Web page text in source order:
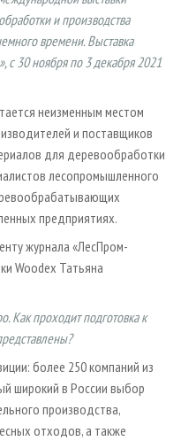
и производства
времени. Выставка
с 30 ноября по 3 декабря 2021
неизменным местом
и поставщиков
для деревообработки
лесопромышленного
предприятиях.
журнала «ЛесПром­
Woodex Татьяна
Как проходит подготовка к
более 250 компаний из
широкий в России выбор
производства,
отходов, а также